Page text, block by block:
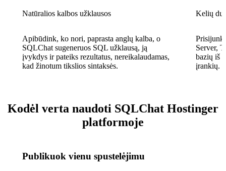
Natūralios kalbos užklausos
Apibūdink, ko nori, paprasta anglų kalba, o
SQLChat sugeneruos SQL užklausą, ją
įvykdys ir pateiks rezultatus, nereikalaudamas,
kad žinotum tikslios sintaksės.
Kelių
Prisijunk
Server,
bazių iš
įrankių.
Kodėl verta naudoti SQLChat Hostinger
platformoje
Publikuok vienu spustelėjimu